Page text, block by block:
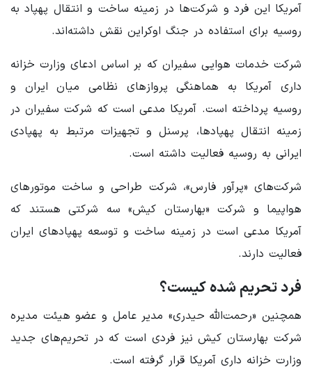
آمریکا این فرد و شرکت‌ها در زمینه ساخت و انتقال پهپاد به
روسیه برای استفاده در جنگ اوکراین نقش داشته‌اند.
شرکت خدمات هوایی سفیران که بر اساس ادعای وزارت خزانه
داری آمریکا به هماهنگی پروازهای نظامی میان ایران و
روسیه پرداخته است. آمریکا مدعی است که شرکت سفیران در
زمینه انتقال پهپادها، پرسنل و تجهیزات مرتبط به پهپادی
ایرانی به روسیه فعالیت داشته است.
شرکت‌های «پرآور فارس»، شرکت طراحی و ساخت موتورهای
هواپیما و شرکت «بهارستان کیش» سه شرکتی هستند که
آمریکا مدعی است در زمینه ساخت و توسعه پهپادهای ایران
فعالیت دارند.
فرد تحریم‌ شده کیست؟
همچنین «رحمت‌الله حیدری» مدیر عامل و عضو هیئت مدیره
شرکت بهارستان کیش نیز فردی است که در تحریم‌های جدید
وزارت خزانه داری آمریکا قرار گرفته است.